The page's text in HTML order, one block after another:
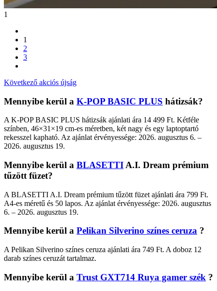
1
1
2
3
Következő akciós újság
Mennyibe kerül a K-POP BASIC PLUS hátizsák?
A K-POP BASIC PLUS hátizsák ajánlati ára 14 499 Ft. Kétféle
színben, 46×31×19 cm-es méretben, két nagy és egy laptoptartó
rekesszel kapható. Az ajánlat érvényessége: 2026. augusztus 6. –
2026. augusztus 19.
Mennyibe kerül a BLASETTI A.I. Dream prémium
tűzött füzet?
A BLASETTI A.I. Dream prémium tűzött füzet ajánlati ára 799 Ft.
A4-es méretű és 50 lapos. Az ajánlat érvényessége: 2026. augusztus
6. – 2026. augusztus 19.
Mennyibe kerül a Pelikan Silverino színes ceruza ?
A Pelikan Silverino színes ceruza ajánlati ára 749 Ft. A doboz 12
darab színes ceruzát tartalmaz.
Mennyibe kerül a Trust GXT714 Ruya gamer szék ?